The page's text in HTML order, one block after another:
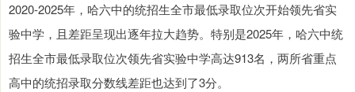
2020-2025年，哈六中的统招生全市最低录取位次开始领先省实
验中学，且差距呈现出逐年拉大趋势。特别是2025年，哈六中统
招生全市最低录取位次领先省实验中学高达913名，两所省重点
高中的统招录取分数线差距也达到了3分。